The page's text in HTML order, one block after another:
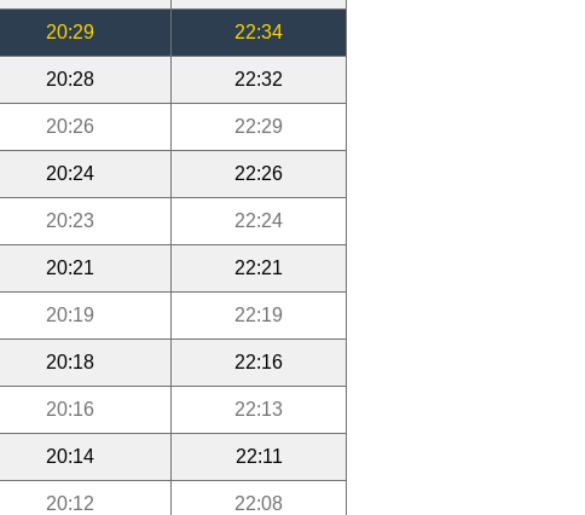
20:29 22:34
20:28 22:32
20:26 22:29
20:24 22:26
20:23 22:24
20:21 22:21
20:19 22:19
20:18 22:16
20:16 22:13
20:14 22:11
20:12 22:08